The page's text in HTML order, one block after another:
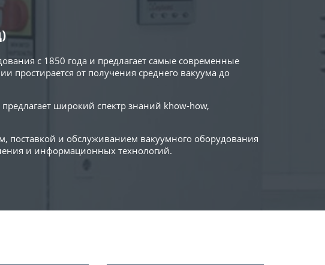
с 1850 года и предлагает самые современные
простирается от получения среднего вакуума до
широкий спектр знаний khow-how,
поставкой и обслуживанием вакуумного оборудования
и информационных технологий.